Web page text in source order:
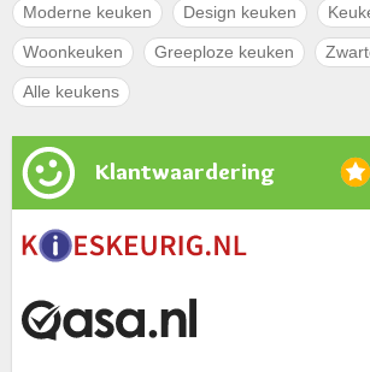
Moderne keuken Design keuken
Woonkeuken Greeploze keuken
Alle keukens
Klantwaardering